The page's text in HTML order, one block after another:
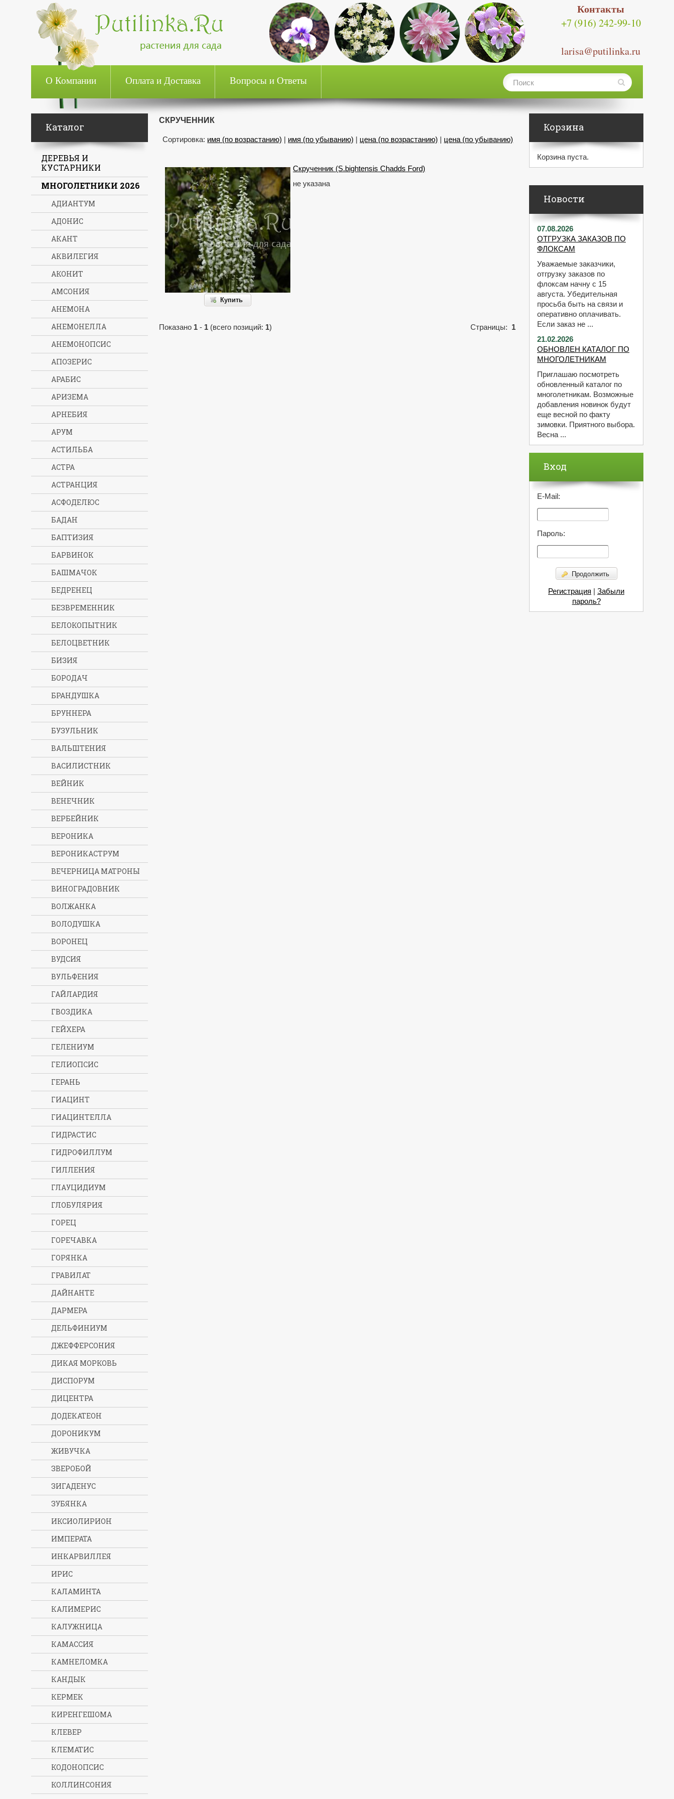
Контакты
+7 (916) 242-99-10
larisa@putilinka.ru
О Компании Оплата и Доставка Вопросы и Ответы
СКРУЧЕННИК
Сортировка: имя (по возрастанию) имя (по убыванию) цена (по возрастанию) цена (по убыванию)
Купить
Скрученник (S.bightensis Chadds Ford)
не указана
Страницы: 1
Показано 1 - 1 (всего позиций: 1)
Каталог
ДЕРЕВЬЯ И
КУСТАРНИКИ
МНОГОЛЕТНИКИ 2026
АДИАНТУМ
АДОНИС
АКАНТ
АКВИЛЕГИЯ
АКОНИТ
АМСОНИЯ
АНЕМОНА
АНЕМОНЕЛЛА
АНЕМОНОПСИС
АПОЗЕРИС
АРАБИС
АРИЗЕМА
АРНЕБИЯ
АРУМ
АСТИЛЬБА
АСТРА
АСТРАНЦИЯ
АСФОДЕЛЮС
БАДАН
БАПТИЗИЯ
БАРВИНОК
БАШМАЧОК
БЕДРЕНЕЦ
БЕЗВРЕМЕННИК
БЕЛОКОПЫТНИК
БЕЛОЦВЕТНИК
БИЗИЯ
БОРОДАЧ
БРАНДУШКА
БРУННЕРА
БУЗУЛЬНИК
ВАЛЬШТЕНИЯ
ВАСИЛИСТНИК
ВЕЙНИК
ВЕНЕЧНИК
ВЕРБЕЙНИК
ВЕРОНИКА
ВЕРОНИКАСТРУМ
ВЕЧЕРНИЦА МАТРОНЫ
ВИНОГРАДОВНИК
ВОЛЖАНКА
ВОЛОДУШКА
ВОРОНЕЦ
ВУДСИЯ
ВУЛЬФЕНИЯ
ГАЙЛАРДИЯ
ГВОЗДИКА
ГЕЙХЕРА
ГЕЛЕНИУМ
ГЕЛИОПСИС
ГЕРАНЬ
ГИАЦИНТ
ГИАЦИНТЕЛЛА
ГИДРАСТИС
ГИДРОФИЛЛУМ
ГИЛЛЕНИЯ
ГЛАУЦИДИУМ
ГЛОБУЛЯРИЯ
ГОРЕЦ
ГОРЕЧАВКА
ГОРЯНКА
ГРАВИЛАТ
ДАЙНАНТЕ
ДАРМЕРА
ДЕЛЬФИНИУМ
ДЖЕФФЕРСОНИЯ
ДИКАЯ МОРКОВЬ
ДИСПОРУМ
ДИЦЕНТРА
ДОДЕКАТЕОН
ДОРОНИКУМ
ЖИВУЧКА
ЗВЕРОБОЙ
ЗИГАДЕНУС
ЗУБЯНКА
ИКСИОЛИРИОН
ИМПЕРАТА
ИНКАРВИЛЛЕЯ
ИРИС
КАЛАМИНТА
КАЛИМЕРИС
КАЛУЖНИЦА
КАМАССИЯ
КАМНЕЛОМКА
КАНДЫК
КЕРМЕК
КИРЕНГЕШОМА
КЛЕВЕР
КЛЕМАТИС
КОДОНОПСИС
КОЛЛИНСОНИЯ
Корзина
Корзина пуста.
Новости
07.08.2026
ОТГРУЗКА ЗАКАЗОВ ПО
ФЛОКСАМ
Уважаемые заказчики,
отгрузку заказов по
флоксам начну с 15
августа. Убедительная
просьба быть на связи и
оперативно оплачивать.
Если заказ не ...
21.02.2026
ОБНОВЛЕН КАТАЛОГ ПО
МНОГОЛЕТНИКАМ
Приглашаю посмотреть
обновленный каталог по
многолетникам. Возможные
добавления новинок будут
еще весной по факту
зимовки. Приятного выбора.
Весна ...
Вход
E-Mail:
Пароль:
Продолжить
Регистрация
Забыли
пароль?